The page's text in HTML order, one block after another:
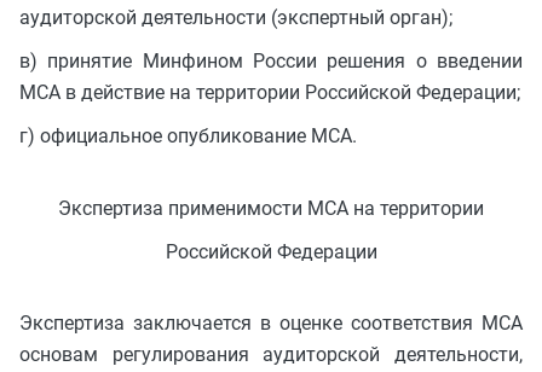
аудиторской деятельности (экспертный орган);
в) принятие Минфином России решения о введении
МСА в действие на территории Российской Федерации;
г) официальное опубликование МСА.
Экспертиза применимости МСА на территории
Российской Федерации
Экспертиза заключается в оценке соответствия МСА
основам регулирования аудиторской деятельности,